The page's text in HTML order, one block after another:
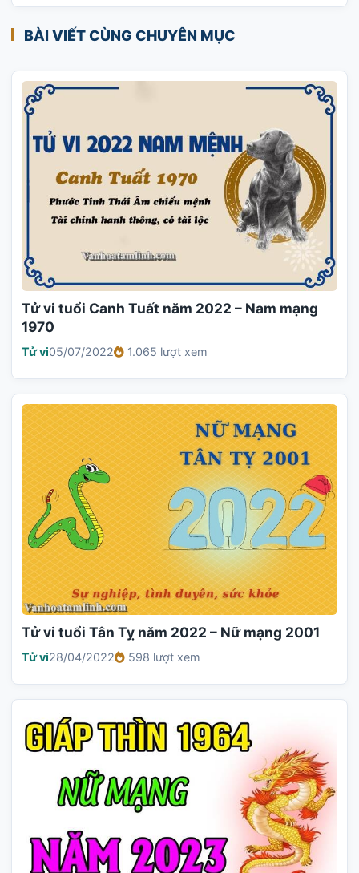
BÀI VIẾT CÙNG CHUYÊN MỤC
Tử vi tuổi Canh Tuất năm 2022 – Nam mạng
1970
Tử vi05/07/2022 1.065 lượt xem
Tử vi tuổi Tân Tỵ năm 2022 – Nữ mạng 2001
Tử vi28/04/2022 598 lượt xem